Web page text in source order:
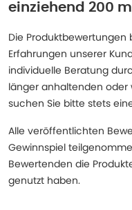
einziehend 200 ml
Die
Erfahrungen unserer
individuelle Beratung
länger anhaltenden oder
suchen Sie bitte stets
Alle veröffentlichten
Gewinnspiel
Bewertenden die
genutzt haben.